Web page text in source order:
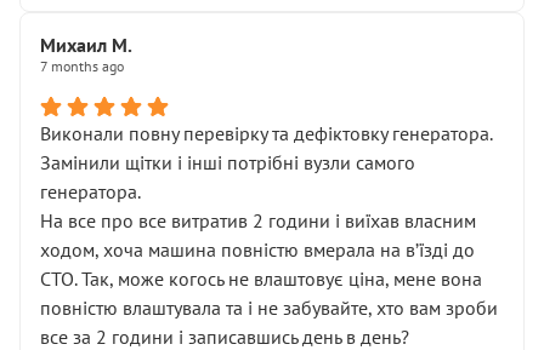
Михаил М.
7 months ago
Виконали повну перевірку та дефіктовку генератора.
Замінили щітки і інші потрібні вузли самого
генератора.
На все про все витратив 2 години і виїхав власним
ходом, хоча машина повністю вмерала на вʼїзді до
СТО. Так, може когось не влаштовує ціна, мене вона
повністю влаштувала та і не забувайте, хто вам зроби
все за 2 години і записавшись день в день?